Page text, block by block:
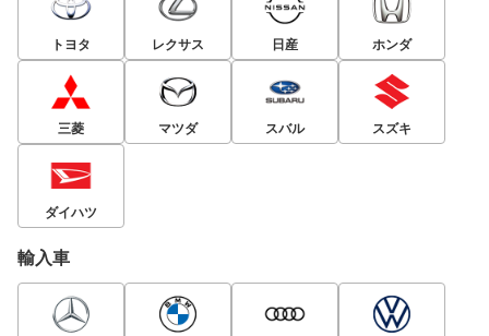
トヨタ レクサス 日産 ホンダ
三菱 マツダ スバル スズキ
ダイハツ
輸入車